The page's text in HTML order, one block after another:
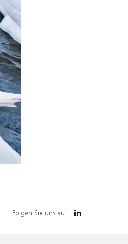
Folgen Sie uns auf